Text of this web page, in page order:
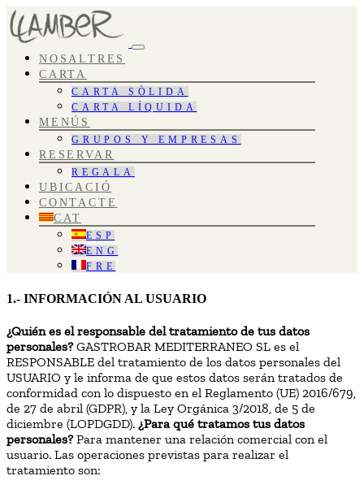
NOSALTRES
CARTA
CARTA SÒLIDA
CARTA LÍQUIDA
MENÚS
GRUPOS Y EMPRESAS
RESERVAR
REGALA
UBICACIÓ
CONTACTE
CAT
ESP
ENG
FRE
1.- INFORMACIÓN AL USUARIO
¿Quién es el responsable del tratamiento de tus datos
personales?GASTROBAR MEDITERRANEO SL es el
RESPONSABLE del tratamiento de los datos personales del
USUARIO y le informa de que estos datos serán tratados de
conformidad con lo dispuesto en el Reglamento (UE) 2016/679,
de 27 de abril (GDPR), y la Ley Orgánica 3/2018, de 5 de
diciembre (LOPDGDD). ¿Para qué tratamos tus datos
personales?Para mantener una relación comercial con el
usuario. Las operaciones previstas para realizar el
tratamiento son: